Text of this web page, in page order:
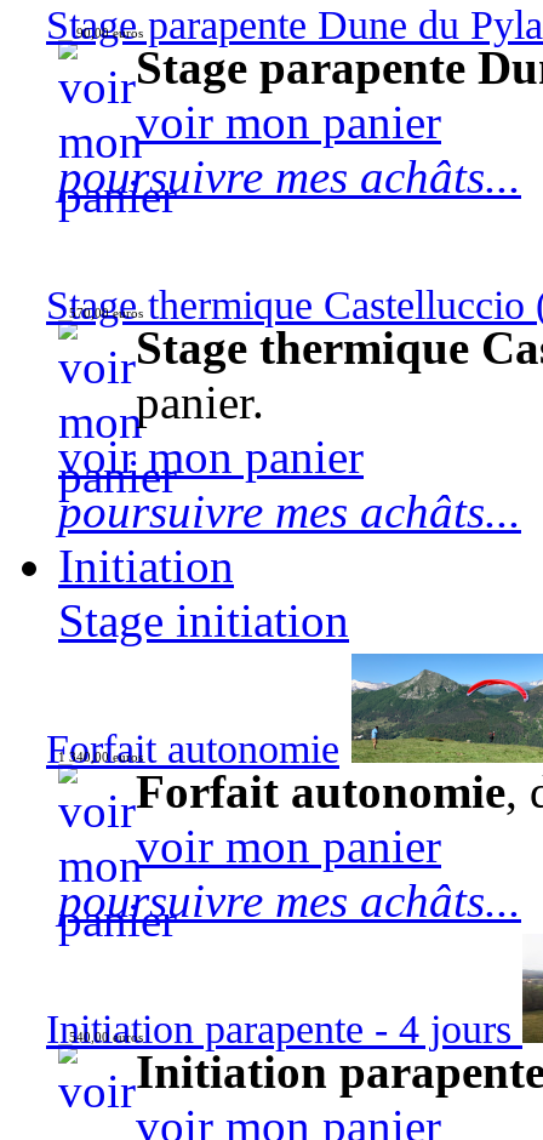
Stage parapente Dune du
90,00 euros
Stage parapente
voir mon panier
poursuivre mes achâts...
Stage thermique Castelluccio
570,00 euros
Stage thermique
panier.
voir mon panier
poursuivre mes achâts...
Initiation
Stage initiation
Forfait autonomie
1 340,00 euros
Forfait autonomie,
voir mon panier
poursuivre mes achâts...
Initiation parapente - 4 jours
540,00 euros
Initiation
voir mon panier